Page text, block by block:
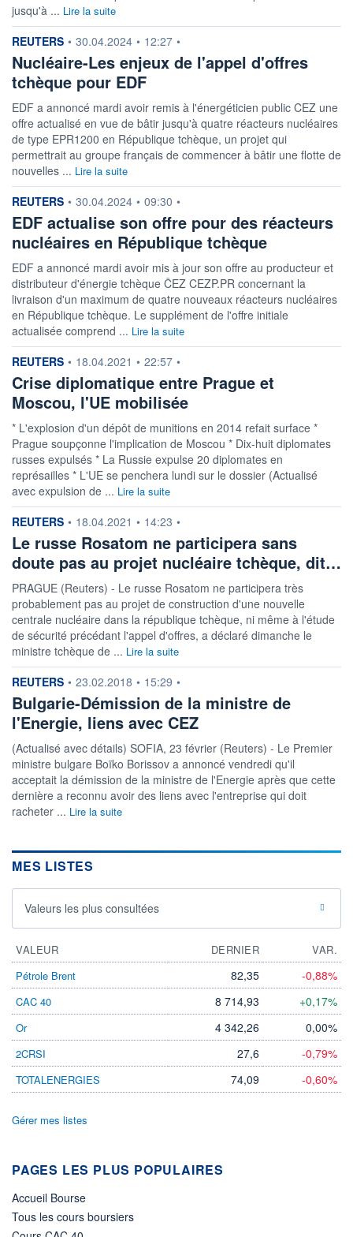
jusqu'à ... Lire la suite
information fournie par
REUTERS • 30.04.2024 • 12:27 •
Nucléaire-Les enjeux de l'appel d'offres
tchèque pour EDF
EDF a annoncé mardi avoir remis à l'énergéticien public CEZ une
offre actualisé en vue de bâtir jusqu'à quatre réacteurs nucléaires
de type EPR1200 en République tchèque, un projet qui
permettrait au groupe français de commencer à bâtir une flotte de
nouvelles ... Lire la suite
information fournie par
REUTERS • 30.04.2024 • 09:30 •
EDF actualise son offre pour des réacteurs
nucléaires en République tchèque
EDF a annoncé mardi avoir mis à jour son offre au producteur et
distributeur d'énergie tchèque ČEZ CEZP.PR concernant la
livraison d'un maximum de quatre nouveaux réacteurs nucléaires
en République tchèque. Le supplément de l'offre initiale
actualisée comprend ... Lire la suite
information fournie par
REUTERS • 18.04.2021 • 22:57 •
Crise diplomatique entre Prague et
Moscou, l'UE mobilisée
* L'explosion d'un dépôt de munitions en 2014 refait surface *
Prague soupçonne l'implication de Moscou * Dix-huit diplomates
russes expulsés * La Russie expulse 20 diplomates en
représailles * L'UE se penchera lundi sur le dossier (Actualisé
avec expulsion de ... Lire la suite
information fournie par
REUTERS • 18.04.2021 • 14:23 •
Le russe Rosatom ne participera sans
doute pas au projet nucléaire tchèque, dit…
PRAGUE (Reuters) - Le russe Rosatom ne participera très
probablement pas au projet de construction d'une nouvelle
centrale nucléaire dans la république tchèque, ni même à l'étude
de sécurité précédant l'appel d'offres, a déclaré dimanche le
ministre tchèque de ... Lire la suite
information fournie par
REUTERS • 23.02.2018 • 15:29 •
Bulgarie-Démission de la ministre de
l'Energie, liens avec CEZ
(Actualisé avec détails) SOFIA, 23 février (Reuters) - Le Premier
ministre bulgare Boïko Borissov a annoncé vendredi qu'il
acceptait la démission de la ministre de l'Energie après que cette
dernière a reconnu avoir des liens avec l'entreprise qui doit
racheter ... Lire la suite
MES LISTES
Valeurs les plus consultées
VALEUR DERNIER
VAR.
Pétrole Brent
82,35 -0,88%
CAC 40 8 714,93 +0,17%
Or 4 342,26 0,00%
2CRSI 27,6 -0,79%
TOTALENERGIES 74,09 -0,60%
Gérer mes listes
PAGES LES PLUS POPULAIRES
Accueil Bourse
Tous les cours boursiers